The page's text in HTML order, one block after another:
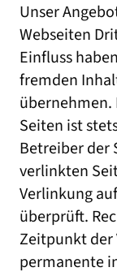
Unser
Webseiten
Einfluss
fremden
Seiten ist
Betreiber der
verlinkten
Verlinkung
überprüft.
Zeitpunkt der
permanente